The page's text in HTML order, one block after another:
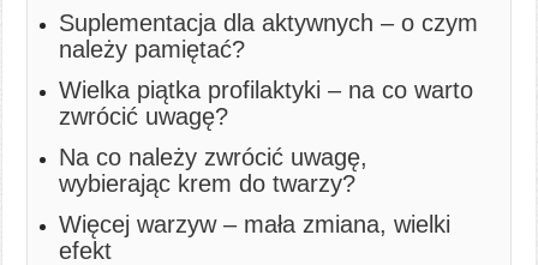
Suplementacja dla aktywnych – o czym
należy pamiętać?
Wielka piątka profilaktyki – na co warto
zwrócić uwagę?
Na co należy zwrócić uwagę,
wybierając krem do twarzy?
Więcej warzyw – mała zmiana, wielki
efekt